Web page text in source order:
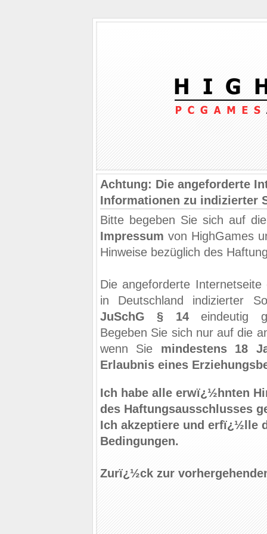
Achtung: Die angeforderte
Informationen zu indizierter
Bitte begeben Sie sich auf
Impressum von HighGames
Hinweise bezüglich des
Die angeforderte
in Deutschland indizierter
JuSchG § 14eindeutig
Begeben Sie sich nur auf die
wenn Sie mindestens 18
Erlaubnis eines
Ich habe alle erwï¿½hnten
des Haftungsausschlusses
Ich akzeptiere und erfï¿½lle
Bedingungen.
Zurï¿½ck zur